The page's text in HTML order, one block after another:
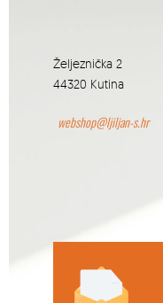
Željeznička 2
44320 Kutina
webshop@ljiljan-s.hr